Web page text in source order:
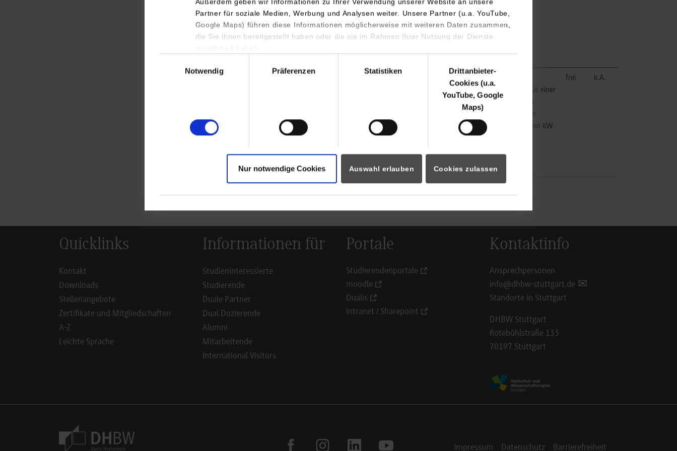
Außerdem geben wir Informationen zu Ihrer Verwendung unserer Website an unsere
Partner für soziale Medien, Werbung und Analysen weiter. Unsere Partner (u.a. YouTube,
Google Maps) führen diese Informationen möglicherweise mit weiteren Daten zusammen,
die Sie ihnen bereitgestellt haben oder die sie im Rahmen Ihrer Nutzung der Dienste
Notwendig
Präferenzen Statistiken
Drittanbieter-
Cookies (u.a.
YouTube, Google
Maps)
Nur notwendige Cookies Auswahl erlauben Cookies zulassen
Thomas Schuster
07971/9630-521
thomas.schuster@kwautomotive.de
BWL-
Thomas Schuster
07971/9630-521
thomas.schuster@kwautomotive.de
Leidenschaft wird eine Vision und aus einer
Vision eine Berufung. Die Liebe zum
Motorsport legte den Grundstein zur
eindrucksvollen Erfolgsgeschichte von KW
frei k.A.
zurück zur Ergebnisliste
Quicklinks
Kontakt
Downloads
Stellenangebote
Zertifikate und Mitgliedschaften
A-Z
Leichte Sprache
Informationen für
Studieninteressierte
Studierende
Duale Partner
Dual Dozierende
Alumni
Mitarbeitende
International Visitors
Portale
Studierendenportale
moodle
Dualis
Intranet / Sharepoint
Kontaktinfo
Ansprechpersonen
info@dhbw-stuttgart.de
Standorte in Stuttgart
DHBW Stuttgart
Rotebühlstraße 133
70197 Stuttgart
facebook instagramlinkedin youtube Impressum Datenschutz Barrierefreiheit